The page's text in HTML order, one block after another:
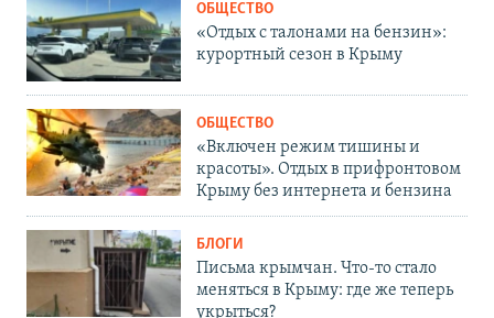
ОБЩЕСТВО
«Отдых с талонами на бензин»:
курортный сезон в Крыму
ОБЩЕСТВО
«Включен режим тишины и
красоты». Отдых в прифронтовом
Крыму без интернета и бензина
БЛОГИ
Письма крымчан. Что-то стало
меняться в Крыму: где же теперь
укрыться?